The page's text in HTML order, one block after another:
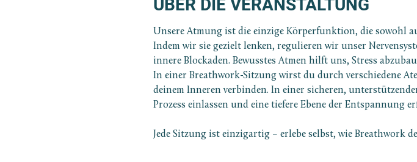
ÜBER DIE VERANSTALTUNG
Unsere Atmung ist die einzige Körperfunktion, die sowohl
Indem wir sie gezielt lenken, regulieren wir unser
innere Blockaden. Bewusstes Atmen hilft uns, Stress
In einer Breathwork-Sitzung wirst du durch verschiedene
deinem Inneren verbinden. In einer sicheren,
Prozess einlassen und eine tiefere Ebene der Entspannung
Jede Sitzung ist einzigartig – erlebe selbst, wie Breathwork